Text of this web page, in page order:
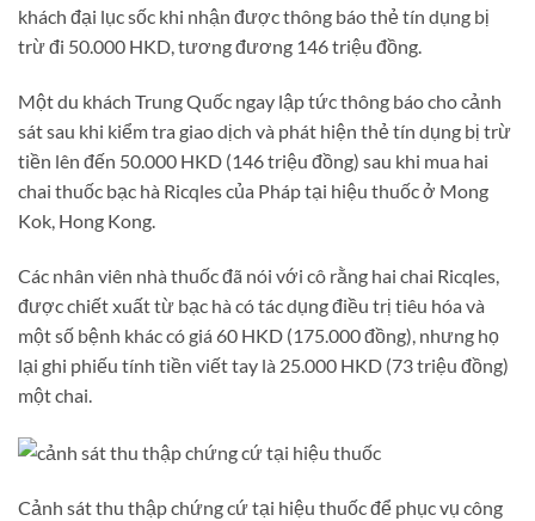
khách đại lục sốc khi nhận được thông báo thẻ tín dụng bị
trừ đi 50.000 HKD, tương đương 146 triệu đồng.
Một du khách Trung Quốc ngay lập tức thông báo cho cảnh
sát sau khi kiểm tra giao dịch và phát hiện thẻ tín dụng bị trừ
tiền lên đến 50.000 HKD (146 triệu đồng) sau khi mua hai
chai thuốc bạc hà Ricqles của Pháp tại hiệu thuốc ở Mong
Kok, Hong Kong.
Các nhân viên nhà thuốc đã nói với cô rằng hai chai Ricqles,
được chiết xuất từ bạc hà có tác dụng điều trị tiêu hóa và
một số bệnh khác có giá 60 HKD (175.000 đồng), nhưng họ
lại ghi phiếu tính tiền viết tay là 25.000 HKD (73 triệu đồng)
một chai.
Cảnh sát thu thập chứng cứ tại hiệu thuốc để phục vụ công